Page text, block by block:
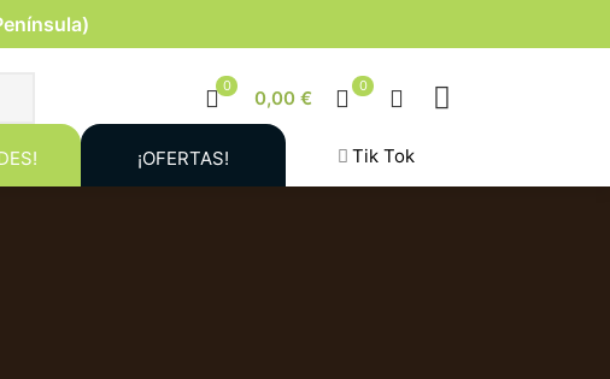
0
0,00 €
0
¡OFERTAS! Tik Tok